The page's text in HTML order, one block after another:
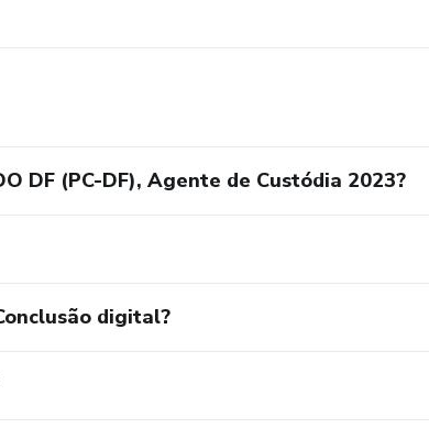
Safari e outros).
DF (PC-DF), Agente de Custódia 2023?
digital?